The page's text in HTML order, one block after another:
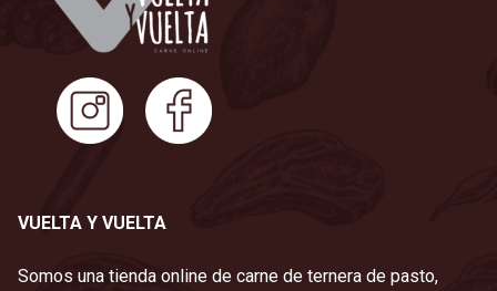
VUELTA Y VUELTA
Somos una tienda online de carne de ternera de pasto,